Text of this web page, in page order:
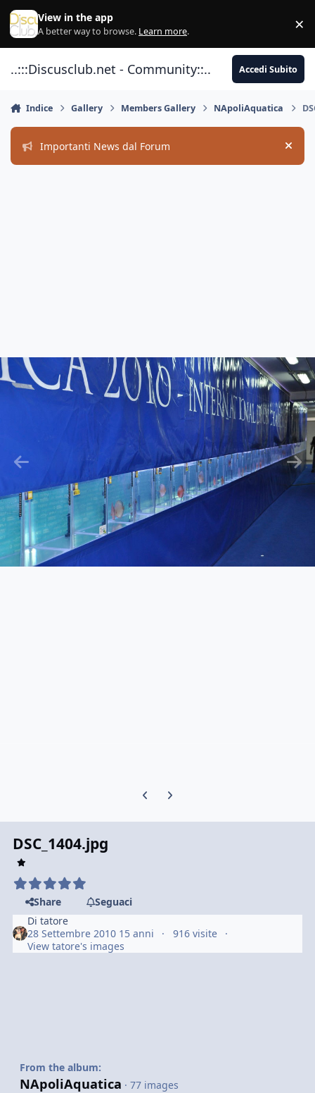
Vai al contenuto
View in the app
A better way to browse. Learn more. ×
..:::Discusclub.net - Community::.. Accedi Subito
Indice Gallery Members Gallery NApoliAquatica
Importanti News dal Forum Hide
Previous carousel slide
Next carousel slide
DSC_1404.jpg
Share
Seguaci
Ditatore
28 Settembre 2010 15 anni
916 visite
View tatore's images
From the album:
NApoliAquatica · 77 images